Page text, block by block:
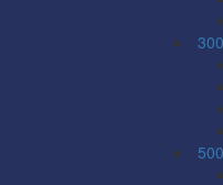
300
500